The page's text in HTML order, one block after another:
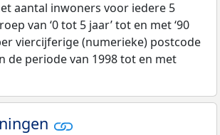
aantal inwoners voor iedere 5
van ‘0 tot 5 jaar’ tot en met ‘90
viercijferige (numerieke) postcode
de periode van 1998 tot en met